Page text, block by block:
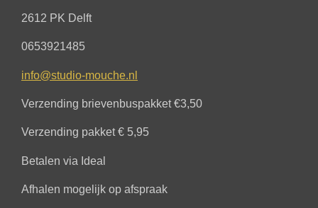
2612 PK Delft
0653921485
info@studio-mouche.nl
Verzending brievenbuspakket €3,50
Verzending pakket € 5,95
Betalen via Ideal
Afhalen mogelijk op afspraak